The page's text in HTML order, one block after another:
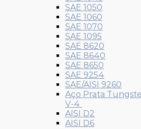
SAE 1050
SAE 1060
SAE 1070
SAE 1095
SAE 8620
SAE 8640
SAE 8650
SAE 9254
SAE/AISI 9260
Aço Prata
V-4
AISI D2
AISI D6